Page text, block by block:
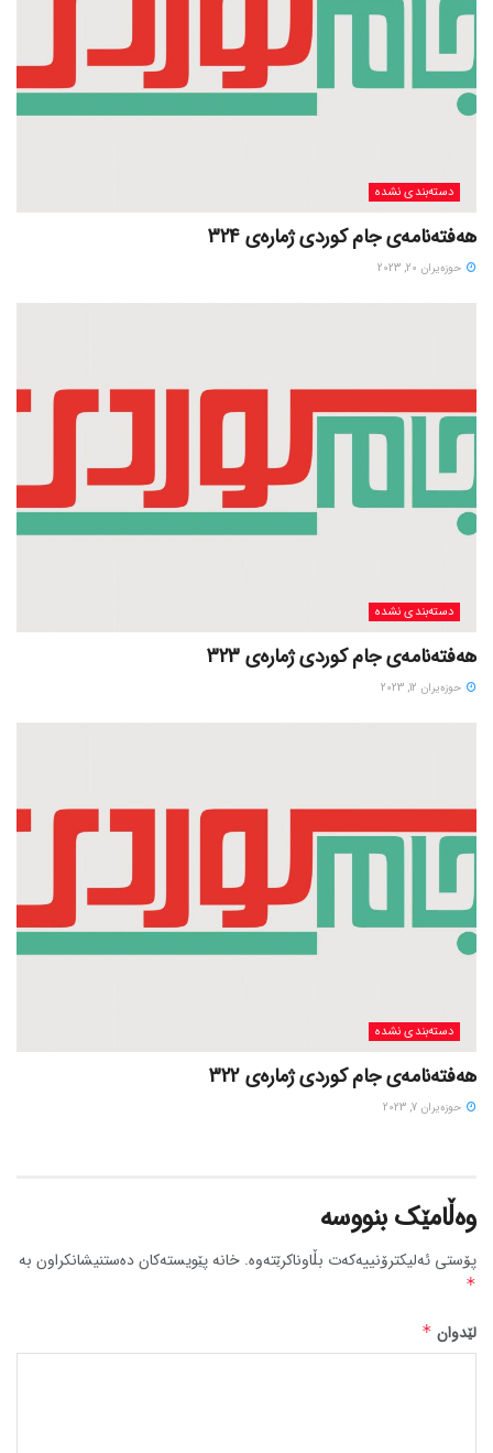
دسته‌بندی نشده
هەفتەنامەی جام کوردی ژمارەی 324
حوزه‌یران 20, 2023
دسته‌بندی نشده
هەفتەنامەی جام کوردی ژمارەی 323
حوزه‌یران 12, 2023
دسته‌بندی نشده
هەفتەنامەی جام کوردی ژمارەی 322
حوزه‌یران 7, 2023
وەڵامێک بنووسە
پۆستی ئەلیکترۆنییەکەت بڵاوناکرێتەوە. خانە پێویستەکان دەستنیشانکراون بە
*
لێدوان *